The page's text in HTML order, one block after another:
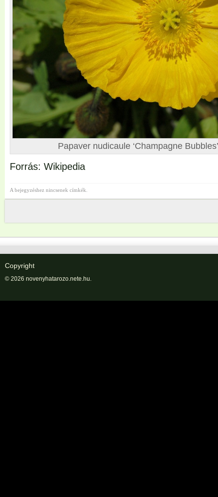
Papaver nudicaule ‘Champagne
Forrás: Wikipedia
A bejegyzéshez nincsenek címkék.
Copyright
© 2026 novenyhatarozo.nete.hu.